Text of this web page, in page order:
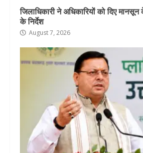
जिलाधिकारी ने अधिकारियों को दिए
के निर्देश
August 7, 2026